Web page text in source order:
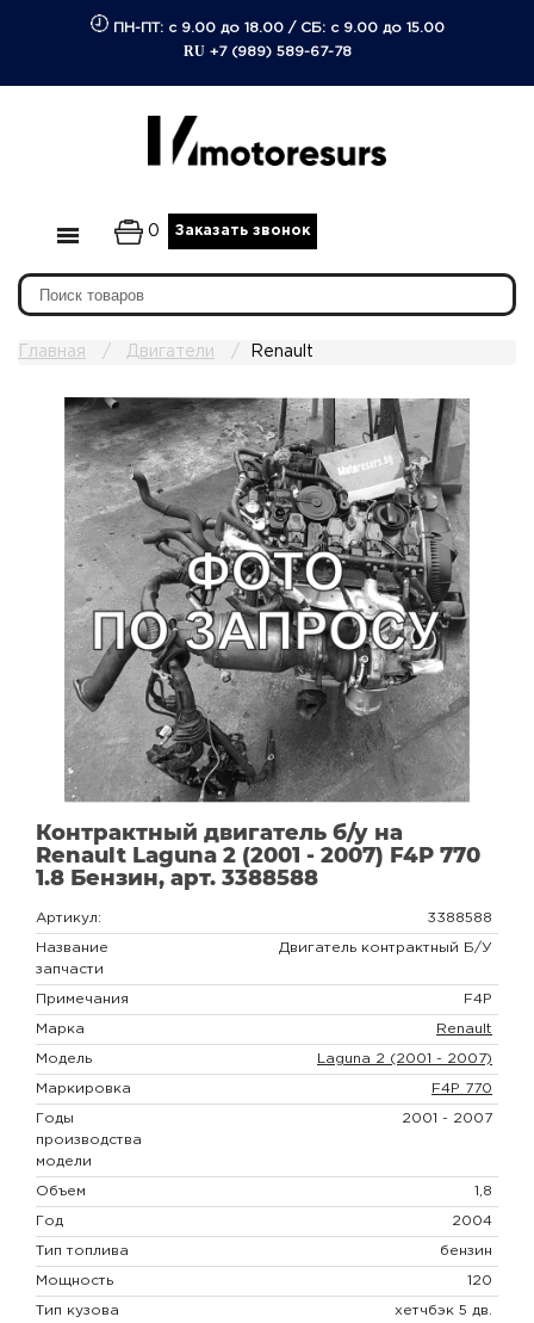
ПН-ПТ: с 9.00 до 18.00/ СБ: с 9.00 до 15.00
RU +7 (989) 589-67-78
0 Заказать звонок
Главная Двигатели Renault
Контрактный двигатель б/у на
Renault Laguna 2 (2001 - 2007) F4P 770
1.8 Бензин, арт. 3388588
Артикул: 3388588
Название
запчасти
Двигатель контрактный Б/У
Примечания F4P
Марка Renault
Модель Laguna 2 (2001 - 2007)
Маркировка F4P 770
Годы
производства
модели
2001 - 2007
Объем 1,8
Год 2004
Тип топлива бензин
Мощность 120
Тип кузова хетчбэк 5 дв.